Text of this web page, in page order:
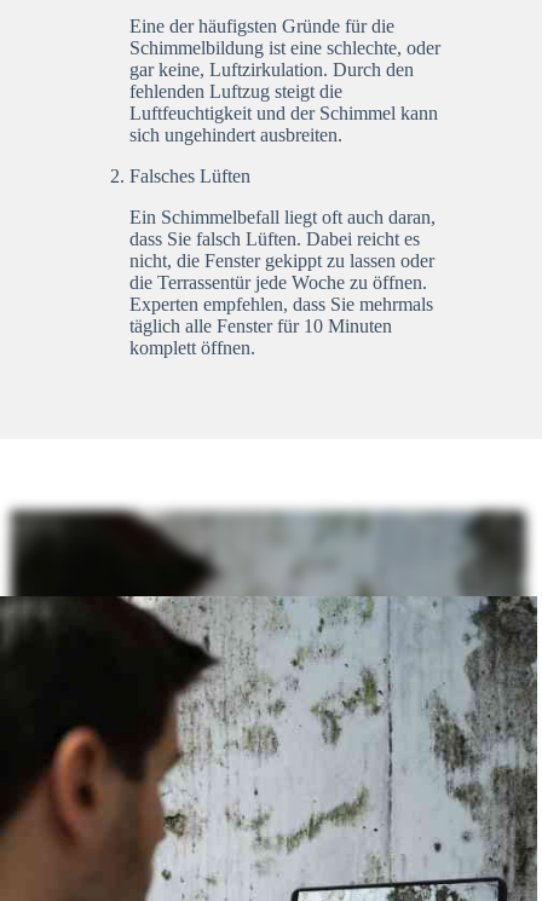
Eine der häufigsten Gründe für die
Schimmelbildung ist eine schlechte, oder
gar keine, Luftzirkulation. Durch den
fehlenden Luftzug steigt die
Luftfeuchtigkeit und der Schimmel kann
sich ungehindert ausbreiten.
Falsches Lüften
Ein Schimmelbefall liegt oft auch daran,
dass Sie falsch Lüften. Dabei reicht es
nicht, die Fenster gekippt zu lassen oder
die Terrassentür jede Woche zu öffnen.
Experten empfehlen, dass Sie mehrmals
täglich alle Fenster für 10 Minuten
komplett öffnen.